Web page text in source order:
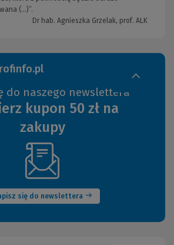
do naszego newslettera
kupon 50 zł na
zakupy
się do newslettera
(Nowe
okno)
(…)”.
Dr hab. Agnieszka Grzelak, prof. ALK